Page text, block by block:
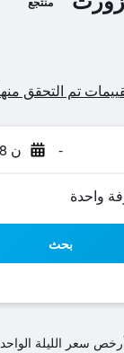
- ن 17/8
بحث
سعر الليلة